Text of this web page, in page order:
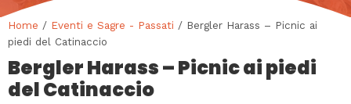
Home / Eventi e Sagre - Passati / Bergler Harass – Picnic ai
piedi del Catinaccio
Bergler Harass – Picnic ai piedi
del Catinaccio